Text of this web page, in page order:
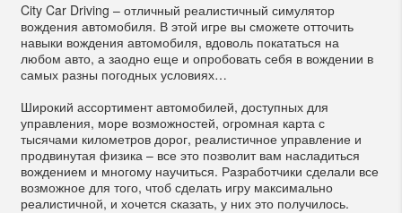
City Car Driving – отличный реалистичный симулятор
вождения автомобиля. В этой игре вы сможете отточить
навыки вождения автомобиля, вдоволь покататься на
любом авто, а заодно еще и опробовать себя в вождении в
самых разны погодных условиях…
Широкий ассортимент автомобилей, доступных для
управления, море возможностей, огромная карта с
тысячами километров дорог, реалистичное управление и
продвинутая физика – все это позволит вам насладиться
вождением и многому научиться. Разработчики сделали все
возможное для того, чтоб сделать игру максимально
реалистичной, и хочется сказать, у них это получилось.